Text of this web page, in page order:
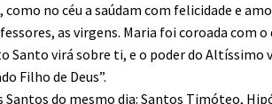
como no céu a saúdam com felicidade e
as virgens. Maria foi coroada com
Santo virá sobre ti, e o poder do Altíssimo
Filho de Deus”.
Santos do mesmo dia: Santos Timóteo,